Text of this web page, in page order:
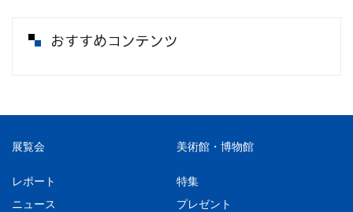
おすすめコンテンツ
展覧会 美術館・博物館
レポート
特集
ニュース
プレゼント